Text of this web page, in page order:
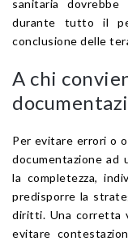
sanitaria dovrebbe
durante tutto il
conclusione delle
A chi
Per evitare errori o
documentazione ad
la completezza,
predisporre la
diritti. Una corretta
evitare